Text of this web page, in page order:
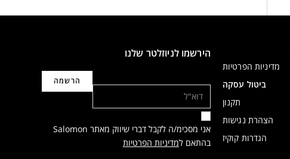
מדיניות הפרטיות
ביטול עסקה
תקנון
הצהרת נגישות
הגדרות קוקיז
הירשמו לניוזלטר שלנו
אני מסכימ/ה לקבל דברי שיווק מאתר Salomon
בהתאם למדיניות הפרטיות